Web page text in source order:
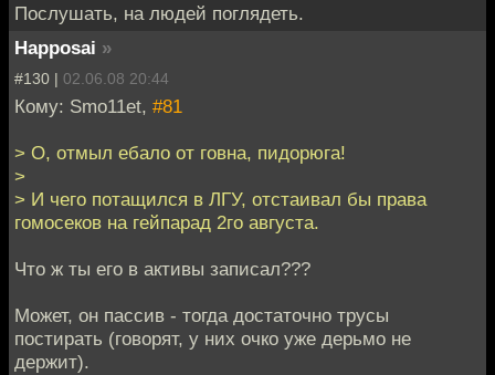
Послушать, на людей поглядеть.
Happosai »
#130 | 02.06.08 20:44
Кому: Smo11et, #81
> О, отмыл ебало от говна, пидорюга!
>
> И чего потащился в ЛГУ, отстаивал бы права
гомосеков на гейпарад 2го августа.
Что ж ты его в активы записал???
Может, он пассив - тогда достаточно трусы
постирать (говорят, у них очко уже дерьмо не
держит).